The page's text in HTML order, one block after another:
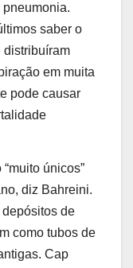
saber o
distribuíram
em muita
pode causar
únicos”
diz Bahreini.
de
como tubos de
Cap